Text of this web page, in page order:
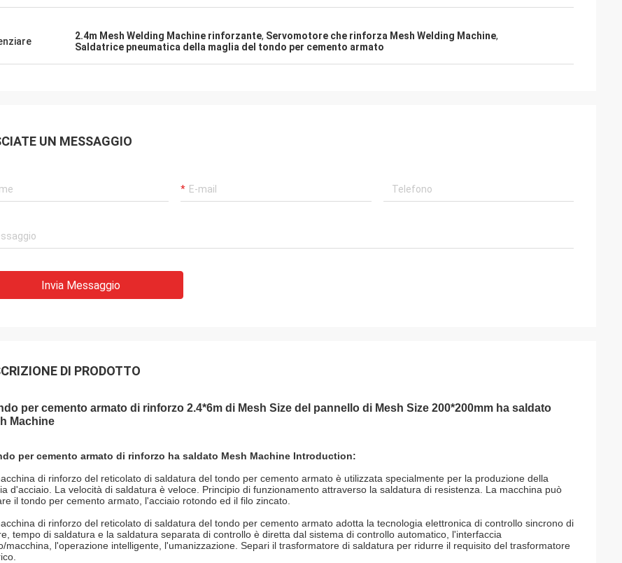
2.4m Mesh Welding Machine rinforzante, Servomotore che rinforza Mesh Welding Machine,
Saldatrice pneumatica della maglia del tondo per cemento armato
UN MESSAGGIO
Invia Messaggio
DI PRODOTTO
per cemento armato di rinforzo 2.4*6m di Mesh Size del pannello di Mesh Size 200*200mm ha saldato
Machine
per cemento armato di rinforzo ha saldato Mesh Machine Introduction:
di rinforzo del reticolato di saldatura del tondo per cemento armato è utilizzata specialmente per la produzione della
d'acciaio. La velocità di saldatura è veloce. Principio di funzionamento attraverso la saldatura di resistenza. La macchina può
il tondo per cemento armato, l'acciaio rotondo ed il filo zincato.
di rinforzo del reticolato di saldatura del tondo per cemento armato adotta la tecnologia elettronica di controllo sincrono di
tempo di saldatura e la saldatura separata di controllo è diretta dal sistema di controllo automatico, l'interfaccia
macchina, l'operazione intelligente, l'umanizzazione. Separi il trasformatore di saldatura per ridurre il requisito del trasformatore